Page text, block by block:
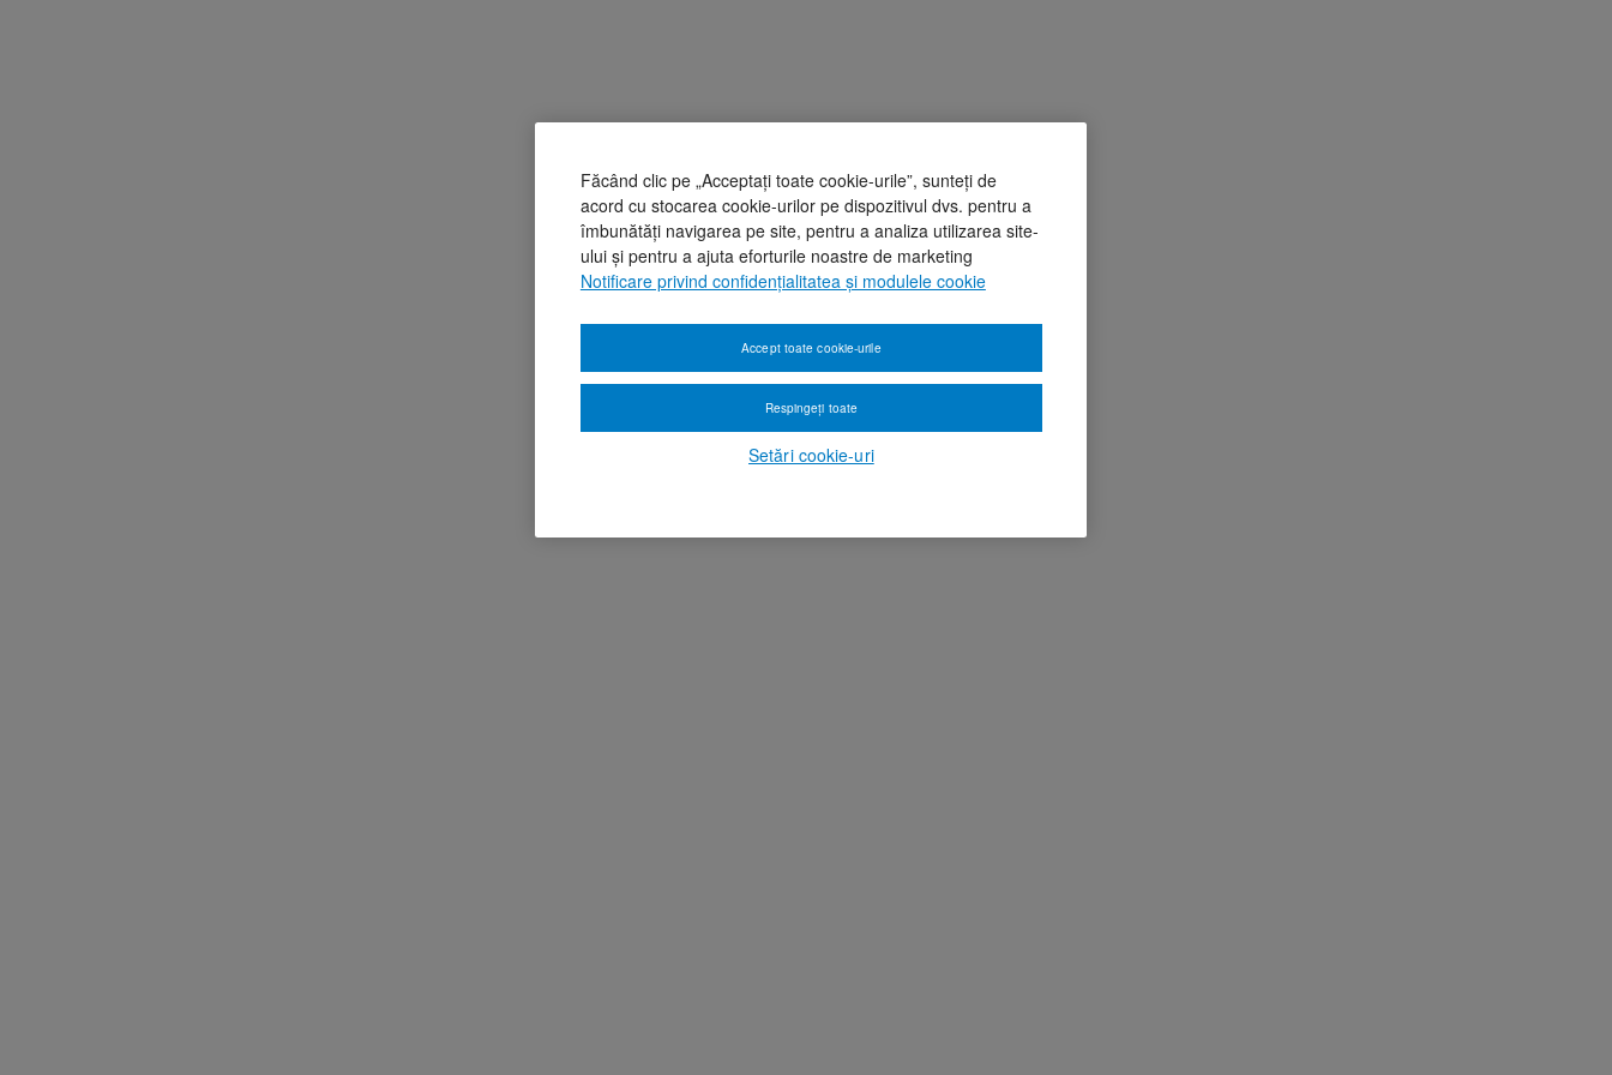
Făcând clic pe „Acceptați toate cookie-urile”, sunteți de
acord cu stocarea cookie-urilor pe dispozitivul dvs. pentru a
îmbunătăți navigarea pe site, pentru a analiza utilizarea site-
ului și pentru a ajuta eforturile noastre de marketing
Notificare privind confidențialitatea și modulele cookie
Setări cookie-uri
Respingeți toate
Accept toate cookie-urile